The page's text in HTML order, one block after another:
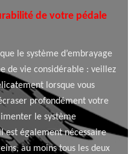
de votre pédale
le système d’embrayage
de vie considérable : veillez
lorsque vous
profondément votre
le système
est également nécessaire
au moins tous les deux